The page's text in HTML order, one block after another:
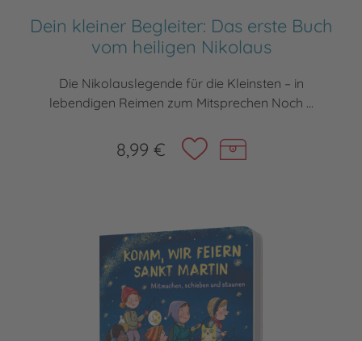
Dein kleiner Begleiter: Das erste Buch
vom heiligen Nikolaus
Die Nikolauslegende für die Kleinsten – in
lebendigen Reimen zum Mitsprechen Noch ...
8,99 €